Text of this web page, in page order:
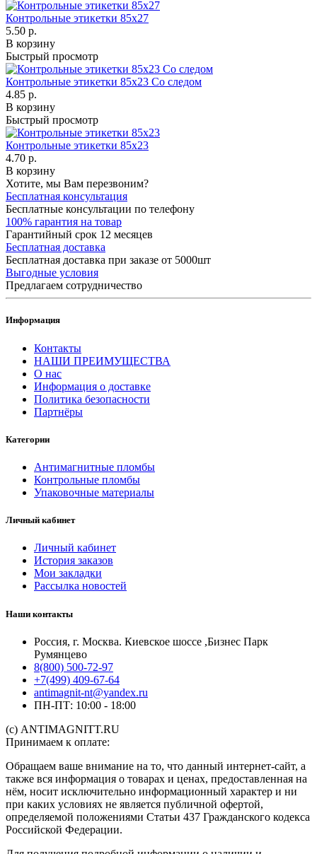
Контрольные этикетки 85x27
5.50 р.
В корзину
Быстрый просмотр
Контрольные этикетки 85x23 Со следом
4.85 р.
В корзину
Быстрый просмотр
Контрольные этикетки 85x23
4.70 р.
В корзину
Хотите, мы Вам перезвоним?
Бесплатная консультация
Бесплатные консультации по телефону
100% гарантия на товар
Гарантийный срок 12 месяцев
Бесплатная доставка
Бесплатная доставка при заказе от 5000шт
Выгодные условия
Предлагаем сотрудничество
Информация
Контакты
НАШИ ПРЕИМУЩЕСТВА
О нас
Информация о доставке
Политика безопасности
Партнёры
Категории
Антимагнитные пломбы
Контрольные пломбы
Упаковочные материалы
Личный кабинет
Личный кабинет
История заказов
Мои закладки
Рассылка новостей
Наши контакты
Россия, г. Москва. Киевское шоссе ,Бизнес Парк
Румянцево
8(800) 500-72-97
+7(499) 409-67-64
antimagnit-nt@yandex.ru
ПН-ПТ: 10:00 - 18:00
(с) ANTIMAGNITT.RU
Принимаем к оплате:
Обращаем ваше внимание на то, что данный интернет-сайт, а
также вся информация о товарах и ценах, предоставленная на
нём, носит исключительно информационный характер и ни
при каких условиях не является публичной офертой,
определяемой положениями Статьи 437 Гражданского кодекса
Российской Федерации.